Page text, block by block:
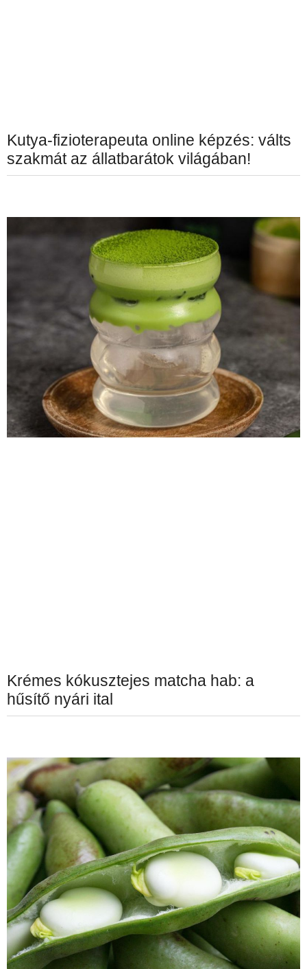
Kutya-fizioterapeuta online képzés: válts
szakmát az állatbarátok világában!
Krémes kókusztejes matcha hab: a
hűsítő nyári ital